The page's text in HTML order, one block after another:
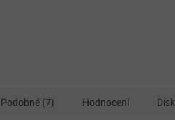
Podobné (7) Hodnocení